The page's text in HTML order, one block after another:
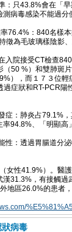
：只43.8%會在「
病毒感染不能過分
76.4%：840名樣
徵為毛玻璃樣陰影
入院接受CT檢查
（50 %）和雙肺斑
），而１７３位
症狀和RT-PCR陽
症：肺炎占79.1%
94.8%、「明顯高
性：透過胃腸道分
女性41.9%）。醫
漢31.3%，有接觸
地區26.0%的患者
病毒